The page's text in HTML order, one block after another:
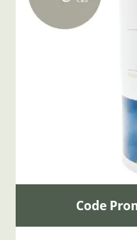
Code